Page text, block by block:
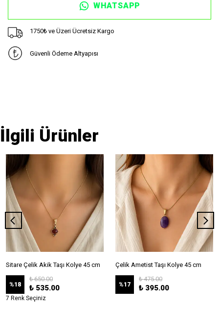
WHATSAPP
1750₺ ve Üzeri Ücretsiz Kargo
Güvenli Ödeme Altyapısı
İlgili Ürünler
Sitare Çelik Akik Taşı Kolye 45 cm
%18
₺ 650.00
₺ 535.00
7 Renk Seçiniz
Çelik Ametist Taşı Kolye 45 cm
%17
₺ 475.00
₺ 395.00